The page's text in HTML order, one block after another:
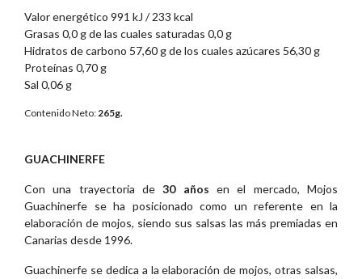
Valor energético 991 kJ / 233 kcal
Grasas 0,0 g de las cuales saturadas 0,0 g
Hidratos de carbono 57,60 g de los cuales azúcares 56,30 g
Proteínas 0,70 g
Sal 0,06 g
Contenido Neto:265g.
GUACHINERFE
Con una trayectoria de30 años en el mercado, Mojos
Guachinerfe se ha posicionado como un referente en la
elaboración de mojos, siendo sus salsas las más premiadas en
Canarias desde 1996.
Guachinerfe se dedica a la elaboración de mojos, otras salsas,